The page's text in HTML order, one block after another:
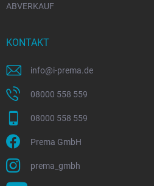
ABVERKAUF
KONTAKT
info@i-prema.de
08000 558 559
08000 558 559
Prema GmbH
prema_gmbh